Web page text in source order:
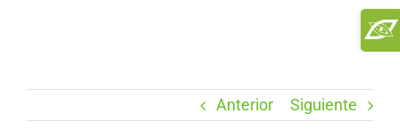
Anterior Siguiente
Area